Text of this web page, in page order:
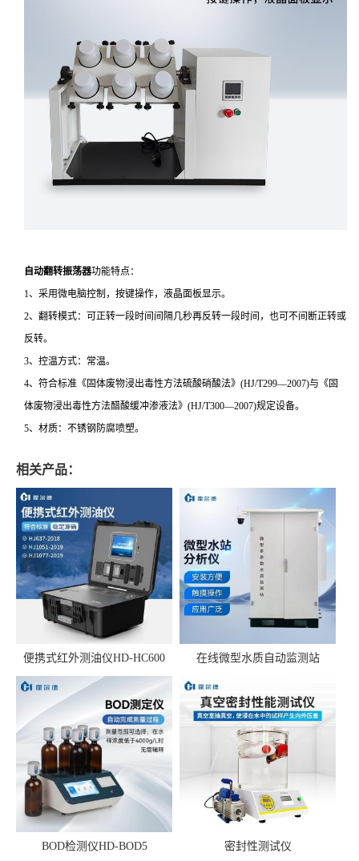
自动翻转振荡器功能特点：
1、采用微电脑控制，按键操作，液晶面板显示。
2、翻转模式：可正转一段时间间隔几秒再反转一段时间，也可不间断正转或
反转。
3、控温方式：常温。
4、符合标准《固体废物浸出毒性方法硫酸硝酸法》(HJ/T299—2007)与《固
体废物浸出毒性方法醋酸缓冲渗液法》(HJ/T300—2007)规定设备。
5、材质：不锈钢防腐喷塑。
相关产品：
便携式红外测油仪HD-HC600 在线微型水质自动监测站
BOD检测仪HD-BOD5 密封性测试仪